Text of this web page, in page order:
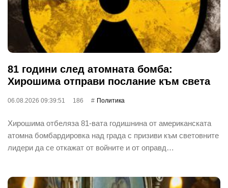
81 години след атомната бомба:
Хирошима отправи послание към света
06.08.2026 09:39:51 186 Политика
Хирошима отбеляза 81-вата годишнина от американската
атомна бомбардировка над града с призиви към световните
лидери да се откажат от войните и от оправд…